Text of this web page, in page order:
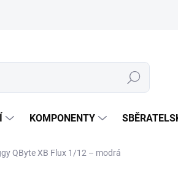
Hledat
KOMPONENTY
QByte XB Flux 1/12 – modrá